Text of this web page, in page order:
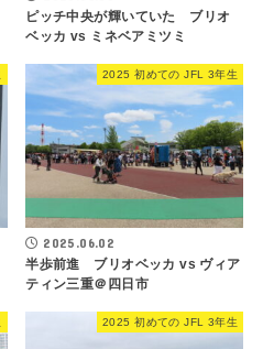
ピッチ中央が輝いていた ブリオ
ベッカ vs ミネベアミツミ
2025 初めての JFL 3年生
2025.06.02
半歩前進 ブリオベッカ vs ヴィア
ティン三重＠四日市
2025 初めての JFL 3年生